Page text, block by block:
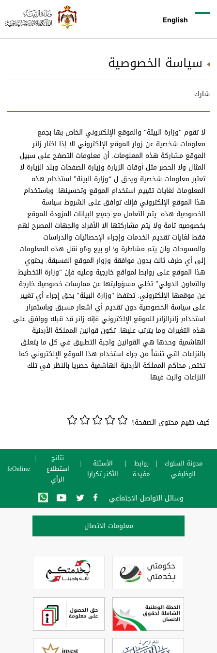
English
سياسة الخصوصية
شارك
لا تقوم "وزارة البيئة" والموقع الإلكتروني الخاص بها بجمع
معلومات شخصية عن زوار الموقع ‏الإلكتروني الا إذا اختار زائر
الموقع مشاركة هذه المعلومات. أن معلومات التصفح على سبيل
المثال ولا الحصر مثل أوقات الزيارة وزيارة الصفحات وبلد الزيارة لا
تعتبر معلومات شخصية ويحق ل “وزارة البيئة" استخدام هذه
المعلومات لغايات تقييم استخدام الموقع وتحسينها. وباستخدام
هذا الموقع الإلكتروني فإنك توافق على الشروط سياسة
الخصوصية هذه. يتم التعامل مع جميع البيانات المزودة للموقع
بخصوصيه تامة ولا يتم مشاركتها الا الأفراد والجهات ‏المصرح لهم
فقط لغايات تقديم الخدمات وإجراء الإحصائيات والدراسات
والمسوحات ولن يتم مشاطرة و\ او بيع و\او نقل هذه المعلومات
إلى أي طرف ثالث بدون موافقة وزوار الموقع المسبقة. يحتوي
هذا الموقع على روابط لمواقع خارجية وعليه فإن “وزارة التخطيط
والتعاون الدولي" تخلي مسؤوليتها عن ممارسات خصوصية خارجة
عن موقعها الإلكتروني. تحتفظ "وزارة البيئة" بحق إجراء أي تغيير
على سياسة الخصوصية دون تقديم أي اشعار مسبق وباستمرار
استخدام زائرالزائر للموقع الإلكتروني فإنه زائر قد قبله ووافق على
هذه التغيرات وما يترتب عليها. ‏تكون قوانين المملكة الأردنية
الهاشمية وحدها هي القوانين واجبة التطبيق في كل ما يتعلق
بالنزاعات التي تنشأ من جراء استخدام هذا الموقع الإلكتروني كما
تختص محاكم المملكة الأردنية الهاشمية حصريا بالنظر في تلك
النزاعات والبت فيها.
كيف تقيم محتوى الصفحة؟
مدونة السلوك
الوظيفي
روابط
مفيدة
الأسئلة
الأكثر تكرارا
نتائج
استطلاع
الرأي
SafeOnline
وسائل التواصل الاجتماعي
معلومات الاتصال